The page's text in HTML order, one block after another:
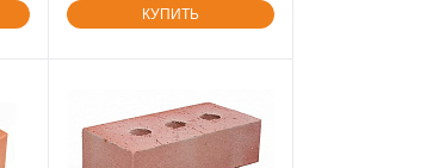
КУПИТЬ